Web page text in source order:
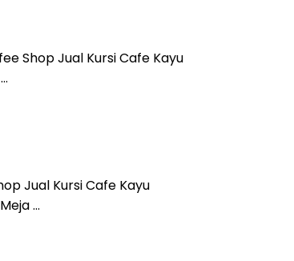
Shop Jual Kursi Cafe Kayu
Jual Kursi Cafe Kayu
…